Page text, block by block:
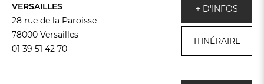
VERSAILLES
28 rue de la Paroisse
78000 Versailles
01 39 51 42 70
+ D'INFOS
ITINÉRAIRE